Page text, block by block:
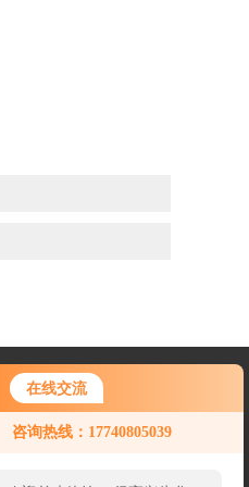
在线交流
咨询热线：17740805039
联系我们